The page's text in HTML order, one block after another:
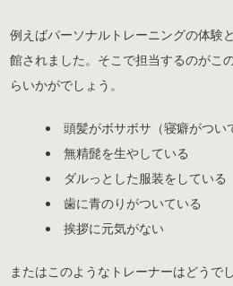
例えばパーソナルトレーニングの体験
館されました。そこで担当するのがこ
らいかがでしょう。
頭髪がボサボサ（寝癖がつい
無精髭を生やしている
ダルっとした服装をしている
歯に青のりがついている
挨拶に元気がない
またはこのようなトレーナーはどうでし